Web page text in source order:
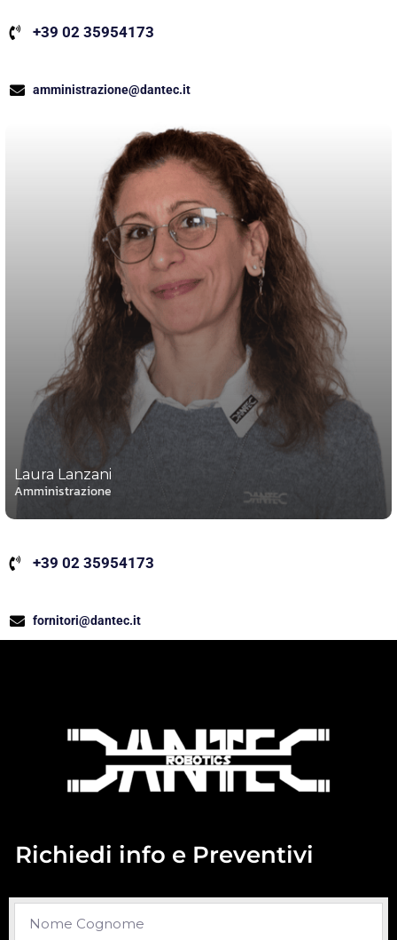
+39 02 35954173
amministrazione@dantec.it
Laura Lanzani
Amministrazione
+39 02 35954173
fornitori@dantec.it
Richiedi info e Preventivi